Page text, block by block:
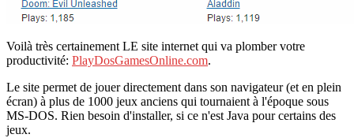
Voilà très certainement LE site internet qui va plomber votre
productivité: PlayDosGamesOnline.com.
Le site permet de jouer directement dans son navigateur (et en plein
écran) à plus de 1000 jeux anciens qui tournaient à l'époque sous
MS-DOS. Rien besoin d'installer, si ce n'est Java pour certains des
jeux.